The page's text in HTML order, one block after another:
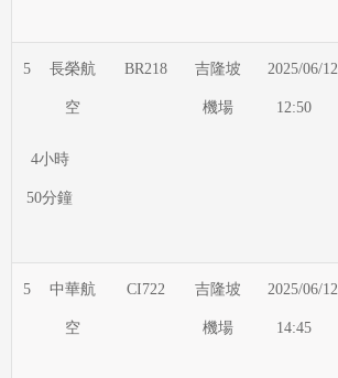
5 長榮航
空
BR218 吉隆坡
機場
2025/06/12
12:50
4小時
50分鐘
5 中華航
空
CI722 吉隆坡
機場
2025/06/12
14:45